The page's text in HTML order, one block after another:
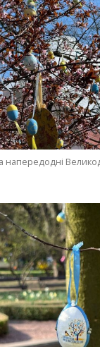
напередодні